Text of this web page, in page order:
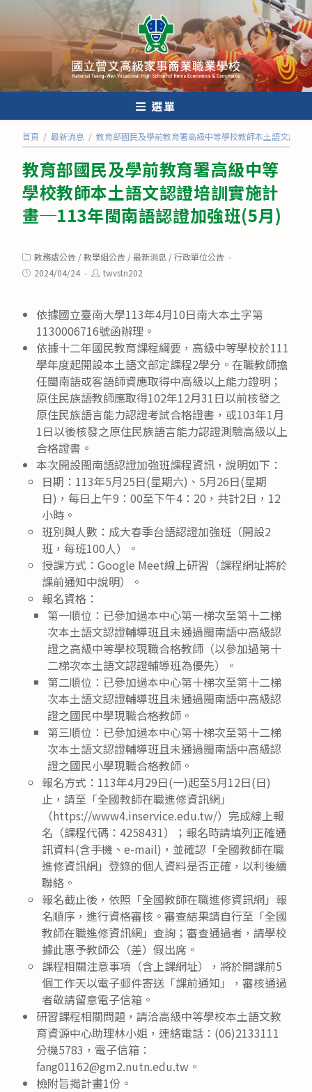
內
選單
首頁 / 最新消息 / 教育部國民及學前教育署高級中等學校教師本土語文認
教育部國民及學前教育署高級中等
學校教師本土語文認證培訓實施計
畫─113年閩南語認證加強班(5月)
Post
category:
教務處公告 /教學組公告 /最新消息 /行政單位公告
Post2024/04/24
Posttwvstn202
依據國立臺南大學113年4月10日南大本土字第
1130006716號函辦理。
依據十二年國民教育課程綱要，高級中等學校於111
學年度起開設本土語文部定課程2學分。在職教師擔
任閩南語或客語師資應取得中高級以上能力證明；
原住民族語教師應取得102年12月31日以前核發之
原住民族語言能力認證考試合格證書，或103年1月
1日以後核發之原住民族語言能力認證測驗高級以上
合格證書。
本次開設閩南語認證加強班課程資訊，說明如下：
日期：113年5月25日(星期六)、5月26日(星期
日)，每日上午9：00至下午4：20，共計2日，12
小時。
班別與人數：成大春季台語認證加強班（開設2
班，每班100人）。
授課方式：Google Meet線上研習（課程網址將於
課前通知中說明）。
報名資格：
第一順位：已參加過本中心第一梯次至第十二梯
次本土語文認證輔導班且未通過閩南語中高級認
證之高級中等學校現職合格教師（以參加過第十
二梯次本土語文認證輔導班為優先）。
第二順位：已參加過本中心第十梯次至第十二梯
次本土語文認證輔導班且未通過閩南語中高級認
證之國民中學現職合格教師。
第三順位：已參加過本中心第十梯次至第十二梯
次本土語文認證輔導班且未通過閩南語中高級認
證之國民小學現職合格教師。
報名方式：113年4月29日(一)起至5月12日(日)
止，請至「全國教師在職進修資訊網」
（https://www4.inservice.edu.tw/）完成線上報
名（課程代碼：4258431）；報名時請填列正確通
訊資料(含手機、e-mail)，並確認「全國教師在職
進修資訊網」登錄的個人資料是否正確，以利後續
聯絡。
報名截止後，依照「全國教師在職進修資訊網」報
名順序，進行資格審核。審查結果請自行至「全國
教師在職進修資訊網」查詢；審查通過者，請學校
據此惠予教師公（差）假出席。
課程相關注意事項（含上課網址），將於開課前5
個工作天以電子郵件寄送「課前通知」，審核通過
者敬請留意電子信箱。
研習課程相關問題，請洽高級中等學校本土語文教
育資源中心助理林小姐，連絡電話：(06)2133111
分機5783，電子信箱：
fang01162@gm2.nutn.edu.tw。
檢附旨揭計畫1份。